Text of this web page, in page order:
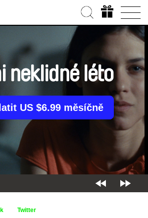
neklidné léto
US $6.99 měsíčně
Twitter